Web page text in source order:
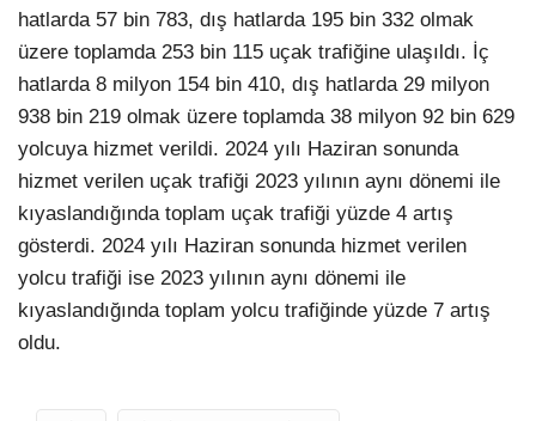
hatlarda 57 bin 783, dış hatlarda 195 bin 332 olmak
üzere toplamda 253 bin 115 uçak trafiğine ulaşıldı. İç
hatlarda 8 milyon 154 bin 410, dış hatlarda 29 milyon
938 bin 219 olmak üzere toplamda 38 milyon 92 bin 629
yolcuya hizmet verildi. 2024 yılı Haziran sonunda
hizmet verilen uçak trafiği 2023 yılının aynı dönemi ile
kıyaslandığında toplam uçak trafiği yüzde 4 artış
gösterdi. 2024 yılı Haziran sonunda hizmet verilen
yolcu trafiği ise 2023 yılının aynı dönemi ile
kıyaslandığında toplam yolcu trafiğinde yüzde 7 artış
oldu.